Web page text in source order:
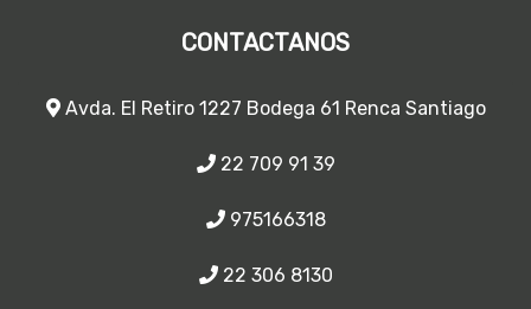
CONTACTANOS
Avda. El Retiro 1227 Bodega 61 Renca Santiago
22 709 91 39
975166318
22 306 8130